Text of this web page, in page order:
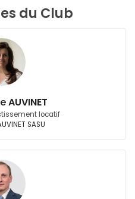
du Club
AUVINET
locatif
SASU